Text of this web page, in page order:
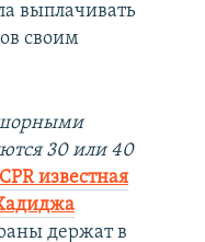
выплачивать
своим
30 или 40
известная
держат в